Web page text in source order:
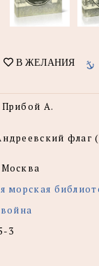
В ЖЕЛАНИЯ
А.
флаг (
Москва
морская
3